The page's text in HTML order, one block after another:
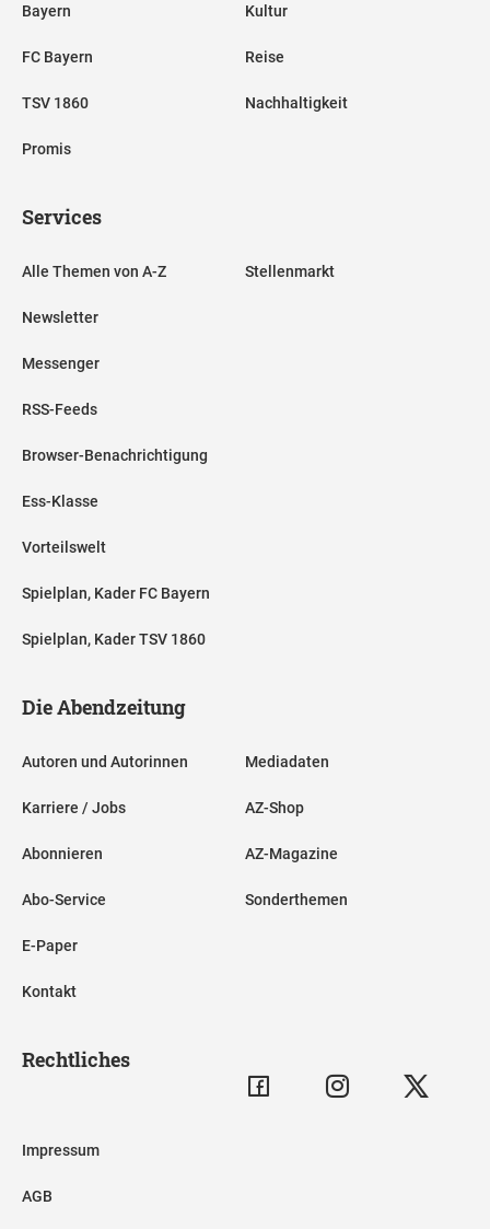
Bayern
FC Bayern
TSV 1860
Promis
Kultur
Reise
Nachhaltigkeit
Services
Alle Themen von A-Z
Newsletter
Messenger
RSS-Feeds
Browser-Benachrichtigung
Ess-Klasse
Vorteilswelt
Spielplan, Kader FC Bayern
Spielplan, Kader TSV 1860
Stellenmarkt
Die Abendzeitung
Autoren und Autorinnen
Karriere / Jobs
Abonnieren
Abo-Service
E-Paper
Kontakt
Mediadaten
AZ-Shop
AZ-Magazine
Sonderthemen
Rechtliches
Impressum
AGB